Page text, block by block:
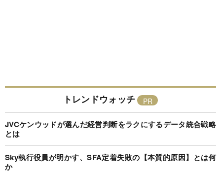
トレンドウォッチ
JVCケンウッドが選んだ経営判断をラクにするデータ統合戦略
とは
Sky執行役員が明かす、SFA定着失敗の【本質的原因】とは何
か